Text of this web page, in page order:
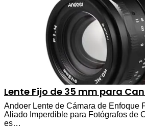
Lente Fijo de 35 mm para
Andoer Lente de Cámara de Enfoque
Aliado Imperdible para Fotógrafos de
es…